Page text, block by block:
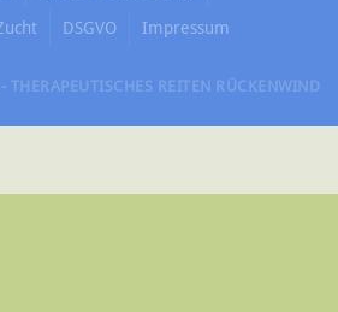
DSGVO Impressum
REITEN RÜCKENWIND